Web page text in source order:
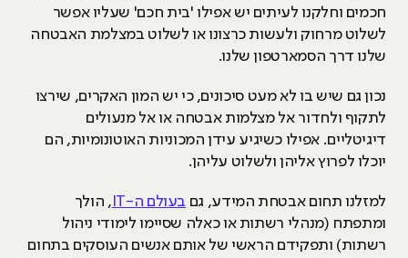
חכמים וחלקנו לעיתים יש אפילו 'בית חכם' שעליו אפשר
לשלוט מרחוק ולעשות כרצונו או לשלוט במצלמת האבטחה
שלנו דרך הסמארטפון שלנו.
נכון גם שיש בו לא מעט סיכונים, כי יש המון האקרים, שירצו
לתקוף ולחדור אל מצלמות אבטחה או אל מנעולים
דיגיטליים. אפילו כשיגיע עידן המכוניות האוטונומיות, הם
יוכלו לפרוץ אליהן ולשלוט עליהן.
למזלנו תחום אבטחת המידע, גם בעולם ה-IT
, הולך
ומתפתח (מנהלי רשתות או כאלה שסיימו לימודי ניהול
רשתות) ותפקידם הראשי של אותם אנשים העוסקים בתחום